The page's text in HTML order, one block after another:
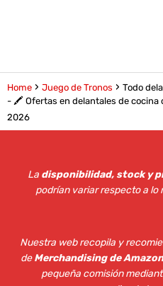
Home Juego de Tronos
Todo
- 🖍️ Ofertas en delantales de cocina
2026
La disponibilidad, stock y
podrían variar respecto a lo
Nuestra web recopila y
deMerchandising de Amazon
pequeña comisión